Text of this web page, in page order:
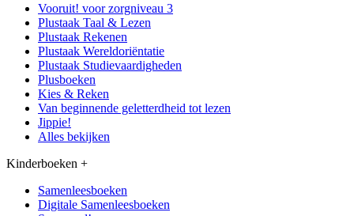
Vooruit! voor zorgniveau 3
Plustaak Taal & Lezen
Plustaak Rekenen
Plustaak Wereldoriëntatie
Plustaak Studievaardigheden
Plusboeken
Kies & Reken
Van beginnende geletterdheid tot lezen
Jippie!
Alles bekijken
Kinderboeken +
Samenleesboeken
Digitale Samenleesboeken